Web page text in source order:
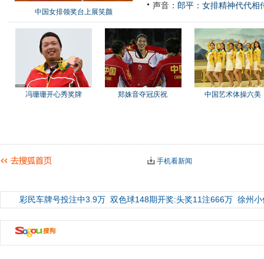
中国女排领奖台上展笑颜
声音： 郎平：女排精神代代相
冯珊珊开心秀奖牌 郑姝音夺冠庆祝 中国艺术体操六美
手机看新闻
彩民车牌号投注中3.9万 双色球148期开奖:头奖11注666万 徐州